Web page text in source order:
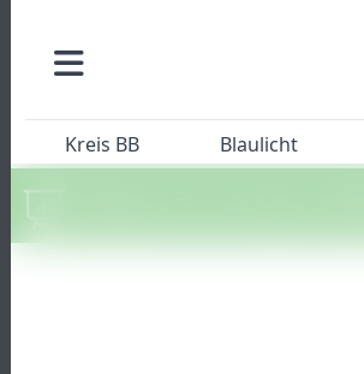
Kreis BB Blaulicht
Machen Sie mit beim